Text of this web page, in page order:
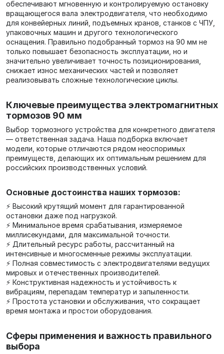
обеспечивают мгновенную и контролируемую остановку
вращающегося вала электродвигателя, что необходимо
для конвейерных линий, подъемных кранов, станков с ЧПУ,
упаковочных машин и другого технологического
оснащения. Правильно подобранный тормоз на 90 мм не
только повышает безопасность эксплуатации, но и
значительно увеличивает точность позиционирования,
снижает износ механических частей и позволяет
реализовывать сложные технологические циклы.
Ключевые преимущества электромагнитных
тормозов 90 мм
Выбор тормозного устройства для конкретного двигателя
— ответственная задача. Наша подборка включает
модели, которые отличаются рядом неоспоримых
преимуществ, делающих их оптимальным решением для
российских производственных условий.
Основные достоинства наших тормозов:
⚡ Высокий крутящий момент для гарантированной
остановки даже под нагрузкой.
⚡ Минимальное время срабатывания, измеряемое
миллисекундами, для максимальной точности.
⚡ Длительный ресурс работы, рассчитанный на
интенсивные и многосменные режимы эксплуатации.
⚡ Полная совместимость с электродвигателями ведущих
мировых и отечественных производителей.
⚡ Конструктивная надежность и устойчивость к
вибрациям, перепадам температур и запыленности.
⚡ Простота установки и обслуживания, что сокращает
время монтажа и простои оборудования.
Сферы применения и важность правильного
выбора